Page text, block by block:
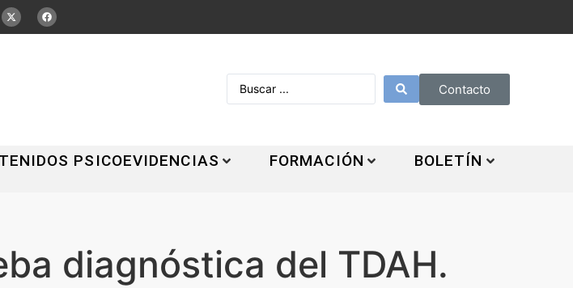
Contacto
PSICOEVIDENCIAS FORMACIÓN BOLETÍN
diagnóstica del TDAH.